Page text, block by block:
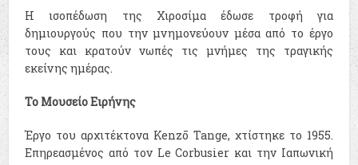
Η ισοπέδωση της Χιροσίμα έδωσε τροφή για
δημιουργούς που την μνημονεύουν μέσα από το έργο
τους και κρατούν νωπές τις μνήμες της τραγικής
εκείνης ημέρας.
Το Μουσείο Ειρήνης
Έργο του αρχιτέκτονα Kenzō Tange, χτίστηκε το 1955.
Επηρεασμένος από τον Le Corbusier και την Ιαπωνική